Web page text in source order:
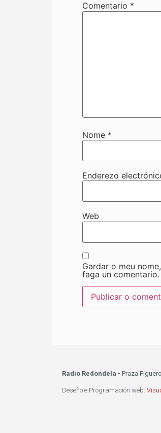
Comentario *
Nome *
Enderezo
Web
Gardar o meu
faga un comentario.
Radio Redondela • Praza
Deseño e Programación web: